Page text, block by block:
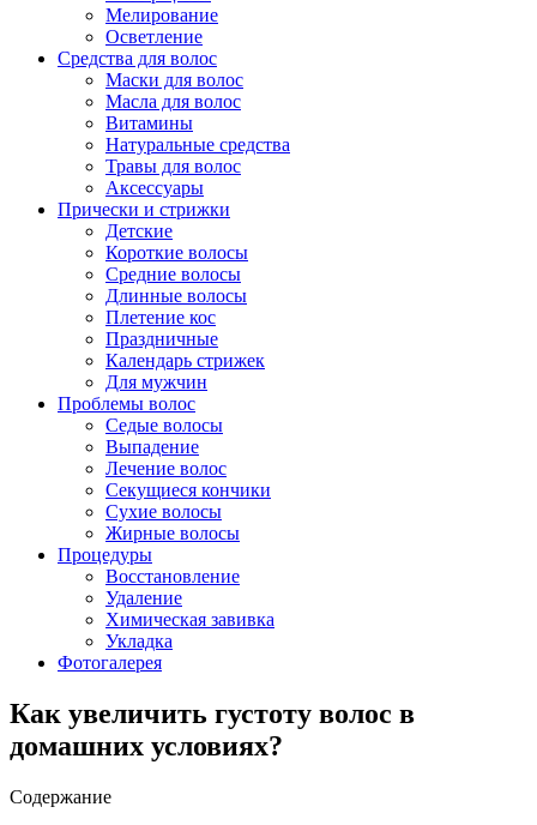
Мелирование
Осветление
Средства для волос
Маски для волос
Масла для волос
Витамины
Натуральные средства
Травы для волос
Аксессуары
Прически и стрижки
Детские
Короткие волосы
Средние волосы
Длинные волосы
Плетение кос
Праздничные
Календарь стрижек
Для мужчин
Проблемы волос
Седые волосы
Выпадение
Лечение волос
Секущиеся кончики
Сухие волосы
Жирные волосы
Процедуры
Восстановление
Удаление
Химическая завивка
Укладка
Фотогалерея
Как увеличить густоту волос в
домашних условиях?
Содержание